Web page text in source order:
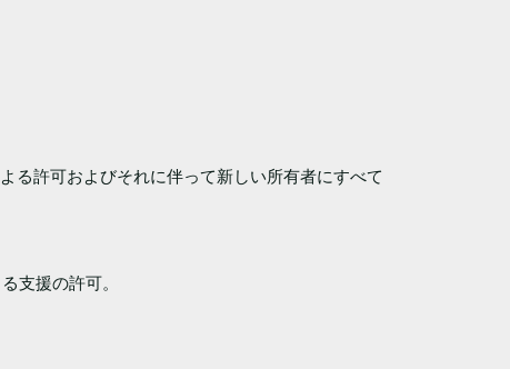
許可およびそれに伴って新しい所有者にすべて
支援の許可。